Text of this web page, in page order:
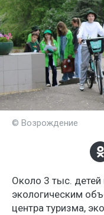
© Возрождение
Около 3 тыс.
экологическим
центра туризма,